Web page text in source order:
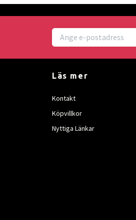
Läs mer
Kontakt
Köpvillkor
Nyttiga Länkar